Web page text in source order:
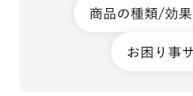
商品の種類/効果
お困り事